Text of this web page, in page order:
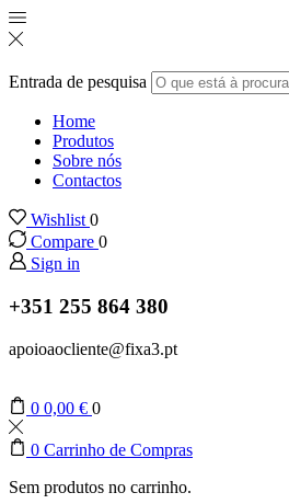
Entrada de pesquisa
Home
Produtos
Sobre nós
Contactos
Wishlist 0
Compare 0
Sign in
+351 255 864 380
apoioaocliente@fixa3.pt
0 0,00 € 0
0 Carrinho de Compras
Sem produtos no carrinho.